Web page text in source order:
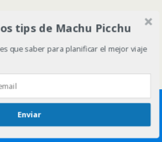
Volver arriba
Escritorio
tips de Machu Picchu
que saber para planificar el mejor viaje
Enviar